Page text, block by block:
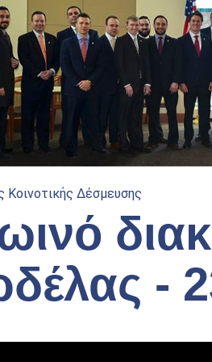
Κοινοτικής Δέσμευσης
-